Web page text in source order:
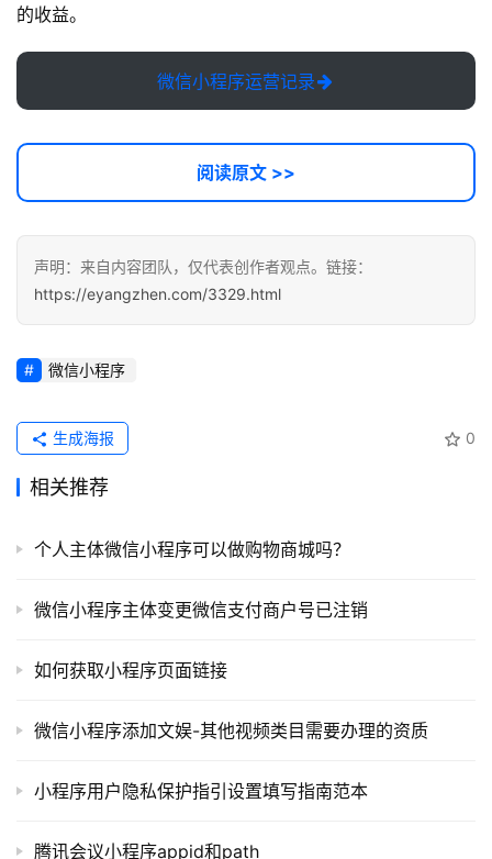
件
务
目
提
词
开
源
代
用
链
的收益。
微信小程序运营记录
阅读原文 >>
声明：来自内容团队，仅代表创作者观点。链接：
https://eyangzhen.com/3329.html
微信小程序
0
生成海报
相关推荐
个人主体微信小程序可以做购物商城吗？
微信小程序主体变更微信支付商户号已注销
如何获取小程序页面链接
微信小程序添加文娱-其他视频类目需要办理的资质
小程序用户隐私保护指引设置填写指南范本
腾讯会议小程序appid和path